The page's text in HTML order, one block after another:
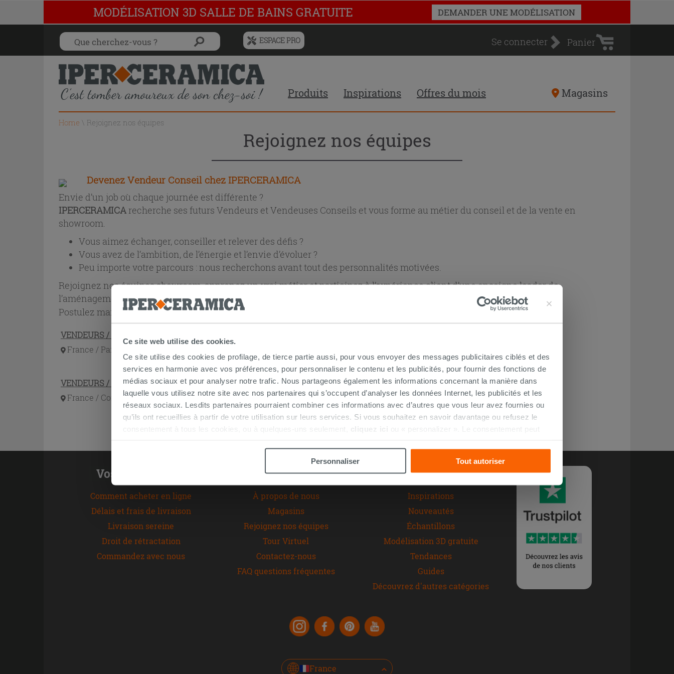
Ce site web utilise des cookies.
Ce site utilise des cookies de profilage, de tierce partie aussi, pour vous envoyer des messages publicitaires ciblés et des
services en harmonie avec vos préférences, pour personnaliser le contenu et les publicités, pour fournir des fonctions de
médias sociaux et pour analyser notre trafic. Nous partageons également les informations concernant la manière dans
laquelle vous utilisez notre site avec nos partenaires qui s’occupent d’analyser les données Internet, les publicités et les
réseaux sociaux. Lesdits partenaires pourraient combiner ces informations avec d’autres que vous leur avez fournies ou
qu’ils ont recueillies à partir de votre utilisation sur leurs services. Si vous souhaitez en savoir davantage ou refusez le
consentement à tous les cookies, ou à quelques-uns seulement,
cliquez ici ou « personalizer ». Le consentement peut
Personnaliser
Tout autoriser
MODÉLISATION 3D SALLE DE BAINS GRATUITE DEMANDER UNE MODÉLISATION
Menu
de
l'historique
des
recherches
du
recommandé
du
site
ESPACE PRO Se connecter
Panier
d'achat
Panier
Produits Inspirations Offres du mois Magasins
Home \ Rejoignez nos équipes
Rejoignez nos équipes
Devenez Vendeur Conseil chez IPERCERAMICA
Envie d’un job où chaque journée est différente ?
IPERCERAMICA recherche ses futurs Vendeurs et Vendeuses Conseils et vous forme au métier du conseil et de la vente en
showroom.
Vous aimez échanger, conseiller et relever des défis ?
Vous avez de l’ambition, de l’énergie et l’envie d’évoluer ?
Peu importe votre parcours : nous recherchons avant tout des personnalités motivées.
Rejoignez nos équipes showroom, apprenez un vrai métier et participez à l’expérience client d’une enseigne leader de
l’aménagement intérieur.
Postulez maintenant⬇️
VENDEURS / VENDEUSES SHOWROOM HERBLAY – MONTIGNY-LÈS-CORMEILLES (95)
France / Paris - Herblay (J)
VENDEURS / VENDEUSES SHOWROOM COIGNIERES (78)
France / Coignieres (J)
Vos commandes
Comment acheter en ligne
Délais et frais de livraison
Livraison sereine
Droit de rétractation
Commandez avec nous
IPERCERAMICA
À propos de nous
Magasins
Rejoignez nos équipes
Tour Virtuel
Contactez-nous
FAQ questions fréquentes
Plus d’idées
Inspirations
Nouveautés
Échantillons
Modélisation 3D gratuite
Tendances
Guides
Découvrez d'autres catégories
France